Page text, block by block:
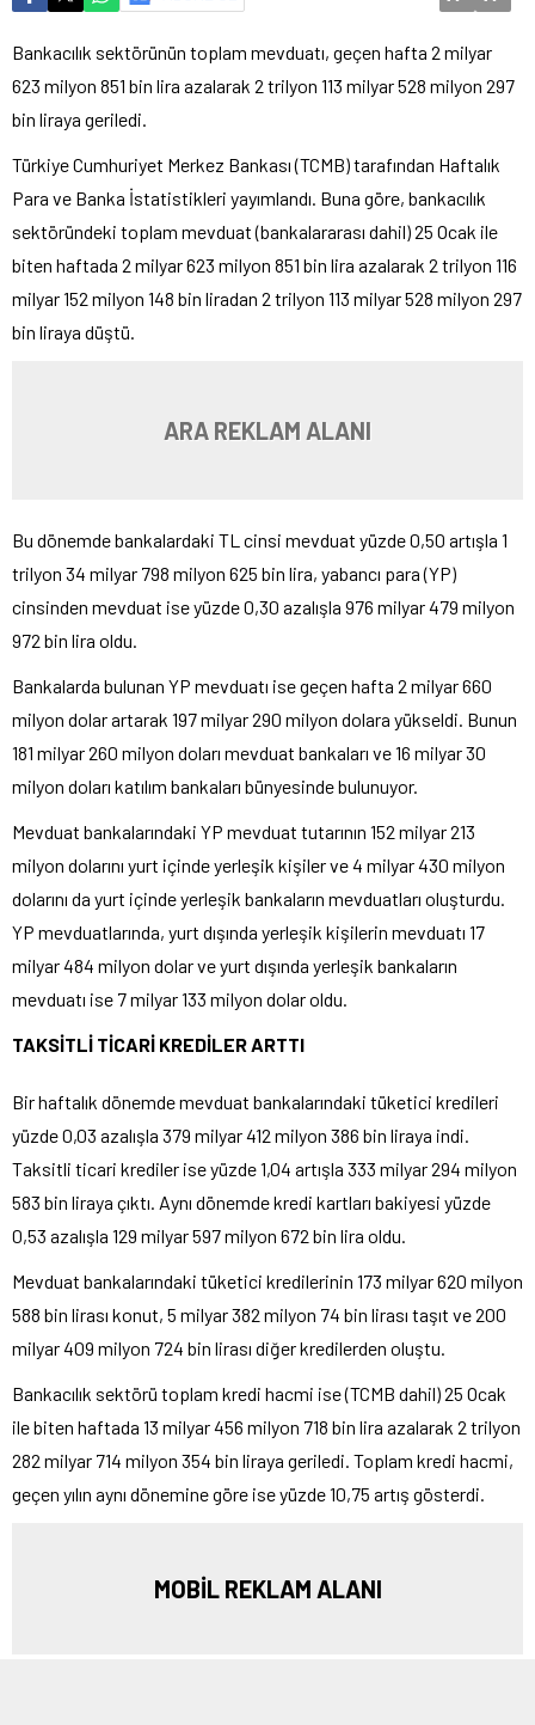
Bankacılık sektörünün toplam mevduatı, geçen hafta 2 milyar
623 milyon 851 bin lira azalarak 2 trilyon 113 milyar 528 milyon 297
bin liraya geriledi.
Türkiye Cumhuriyet Merkez Bankası (TCMB) tarafından Haftalık
Para ve Banka İstatistikleri yayımlandı. Buna göre, bankacılık
sektöründeki toplam mevduat (bankalararası dahil) 25 Ocak ile
biten haftada 2 milyar 623 milyon 851 bin lira azalarak 2 trilyon 116
milyar 152 milyon 148 bin liradan 2 trilyon 113 milyar 528 milyon 297
bin liraya düştü.
ARA REKLAM ALANI
Bu dönemde bankalardaki TL cinsi mevduat yüzde 0,50 artışla 1
trilyon 34 milyar 798 milyon 625 bin lira, yabancı para (YP)
cinsinden mevduat ise yüzde 0,30 azalışla 976 milyar 479 milyon
972 bin lira oldu.
Bankalarda bulunan YP mevduatı ise geçen hafta 2 milyar 660
milyon dolar artarak 197 milyar 290 milyon dolara yükseldi. Bunun
181 milyar 260 milyon doları mevduat bankaları ve 16 milyar 30
milyon doları katılım bankaları bünyesinde bulunuyor.
Mevduat bankalarındaki YP mevduat tutarının 152 milyar 213
milyon dolarını yurt içinde yerleşik kişiler ve 4 milyar 430 milyon
dolarını da yurt içinde yerleşik bankaların mevduatları oluşturdu.
YP mevduatlarında, yurt dışında yerleşik kişilerin mevduatı 17
milyar 484 milyon dolar ve yurt dışında yerleşik bankaların
mevduatı ise 7 milyar 133 milyon dolar oldu.
TAKSİTLİ TİCARİ KREDİLER ARTTI
Bir haftalık dönemde mevduat bankalarındaki tüketici kredileri
yüzde 0,03 azalışla 379 milyar 412 milyon 386 bin liraya indi.
Taksitli ticari krediler ise yüzde 1,04 artışla 333 milyar 294 milyon
583 bin liraya çıktı. Aynı dönemde kredi kartları bakiyesi yüzde
0,53 azalışla 129 milyar 597 milyon 672 bin lira oldu.
Mevduat bankalarındaki tüketici kredilerinin 173 milyar 620 milyon
588 bin lirası konut, 5 milyar 382 milyon 74 bin lirası taşıt ve 200
milyar 409 milyon 724 bin lirası diğer kredilerden oluştu.
Bankacılık sektörü toplam kredi hacmi ise (TCMB dahil) 25 Ocak
ile biten haftada 13 milyar 456 milyon 718 bin lira azalarak 2 trilyon
282 milyar 714 milyon 354 bin liraya geriledi. Toplam kredi hacmi,
geçen yılın aynı dönemine göre ise yüzde 10,75 artış gösterdi.
MOBİL REKLAM ALANI